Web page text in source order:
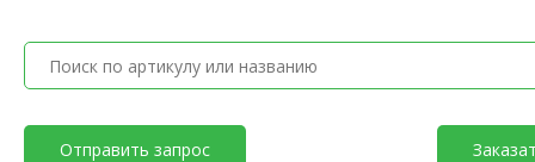
Отправить запрос